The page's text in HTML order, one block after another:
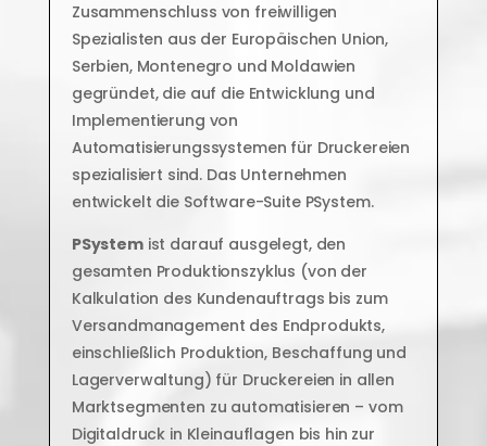
Zusammenschluss von freiwilligen
Spezialisten aus der Europäischen Union,
Serbien, Montenegro und Moldawien
gegründet, die auf die Entwicklung und
Implementierung von
Automatisierungssystemen für Druckereien
spezialisiert sind. Das Unternehmen
entwickelt die Software-Suite PSystem.
PSystemist darauf ausgelegt, den
gesamten Produktionszyklus (von der
Kalkulation des Kundenauftrags bis zum
Versandmanagement des Endprodukts,
einschließlich Produktion, Beschaffung und
Lagerverwaltung) für Druckereien in allen
Marktsegmenten zu automatisieren – vom
Digitaldruck in Kleinauflagen bis hin zur